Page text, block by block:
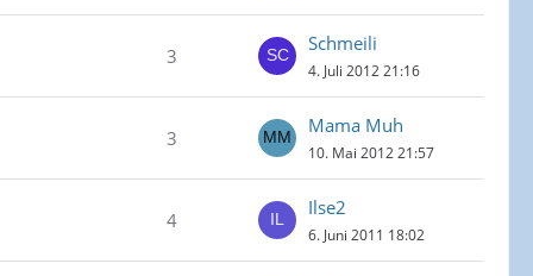
3
Schmeili
4. Juli 2012 21:16
3
Mama Muh
10. Mai 2012 21:57
4
Ilse2
6. Juni 2011 18:02